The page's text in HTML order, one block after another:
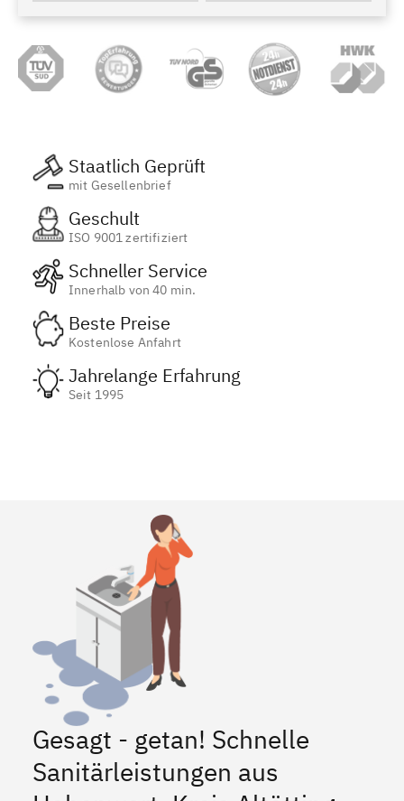
Staatlich Geprüft
mit Gesellenbrief
Geschult
ISO 9001 zertifiziert
Schneller Service
Innerhalb von 40 min.
Beste Preise
Kostenlose Anfahrt
Jahrelange Erfahrung
Seit 1995
Gesagt - getan! Schnelle
Sanitärleistungen aus